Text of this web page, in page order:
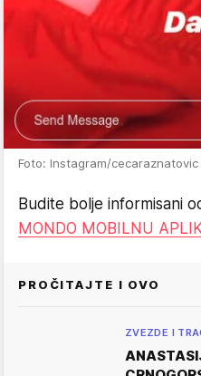
Foto: Instagram/cecaraznatovic
Budite bolje informisani
MONDO MOBILNU
PROČITAJTE I OVO
ZVEZDE I